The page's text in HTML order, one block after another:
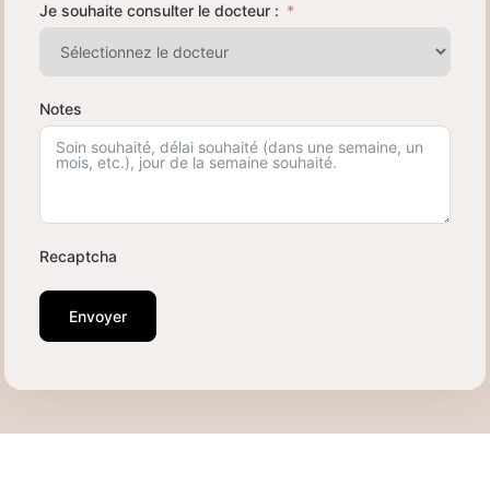
Je souhaite consulter le docteur :
Notes
Recaptcha
Envoyer